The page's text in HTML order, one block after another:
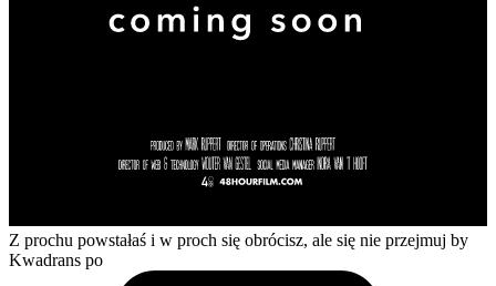
Z prochu powstałaś i w proch się obrócisz, ale się nie przejmuj by
Kwadrans po